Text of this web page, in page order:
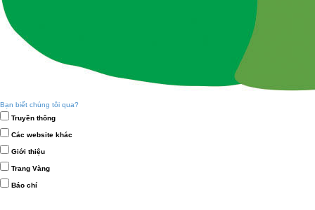
Bạn biết chúng tôi qua?
Truyền thông
Các website khác
Giới thiệu
Trang Vàng
Báo chí